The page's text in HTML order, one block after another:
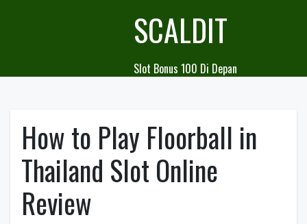
SCALDIT
Slot Bonus 100 Di Depan
How to Play Floorball in
Thailand Slot Online
Review